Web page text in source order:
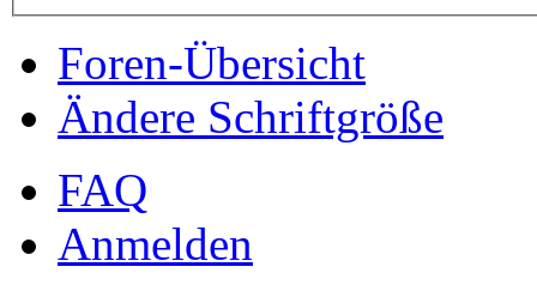
Foren-Übersicht
Ändere Schriftgröße
FAQ
Anmelden